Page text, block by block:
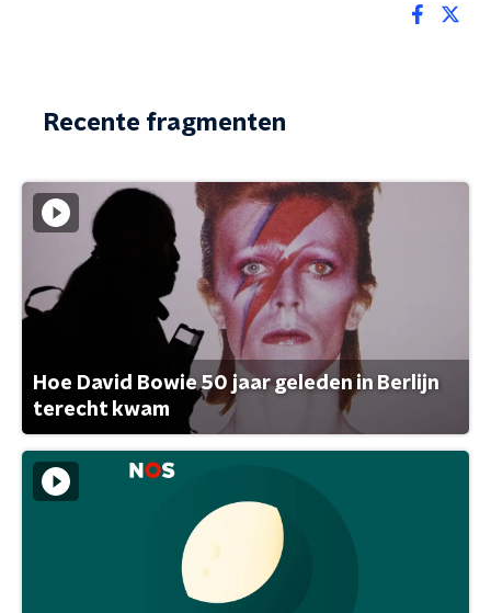
Recente fragmenten
Hoe David Bowie 50 jaar geleden in Berlijn
terecht kwam